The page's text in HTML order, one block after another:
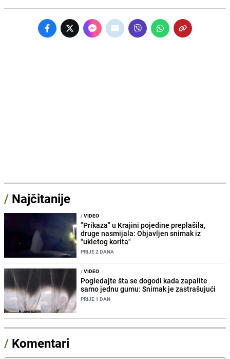
/ Najčitanije
/VIDEO
"Prikaza" u Krajini pojedine preplašila,
druge nasmijala: Objavljen snimak iz
"ukletog korita"
PRIJE 2 DANA
/VIDEO
Pogledajte šta se dogodi kada zapalite
samo jednu gumu: Snimak je zastrašujući
PRIJE 1 DAN
/ Komentari